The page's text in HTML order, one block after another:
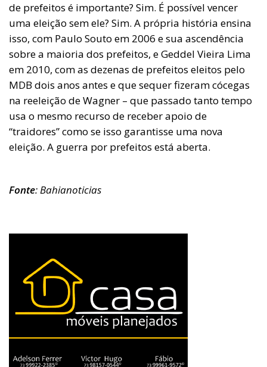
de prefeitos é importante? Sim. É possível vencer
uma eleição sem ele? Sim. A própria história ensina
isso, com Paulo Souto em 2006 e sua ascendência
sobre a maioria dos prefeitos, e Geddel Vieira Lima
em 2010, com as dezenas de prefeitos eleitos pelo
MDB dois anos antes e que sequer fizeram cócegas
na reeleição de Wagner – que passado tanto tempo
usa o mesmo recurso de receber apoio de
“traidores” como se isso garantisse uma nova
eleição. A guerra por prefeitos está aberta.
Fonte: Bahianoticias